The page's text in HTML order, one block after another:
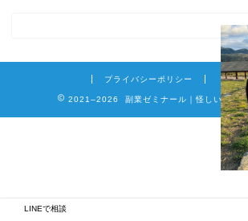
プライバシーポリシー 免責
2021–2026 副業ゼミナール｜怪しい詐欺
LINEで相談